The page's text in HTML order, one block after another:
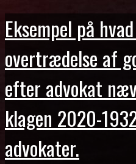
Eksempel på
overtrædelse af
efter advokat
klagen 2020-
advokater.